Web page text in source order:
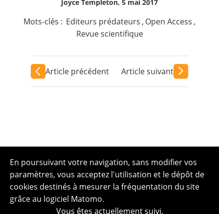
Joyce Templeton, 5 mai 2017
Mots-clés : Editeurs prédateurs , Open Access ,
Revue scientifique
Article précédent Article suivant
En poursuivant votre navigation, sans modifier vos
paramètres, vous acceptez l'utilisation et le dépôt de
cookies destinés à mesurer la fréquentation du site
grâce au logiciel Matomo.
Vous êtes actuellement suivi.